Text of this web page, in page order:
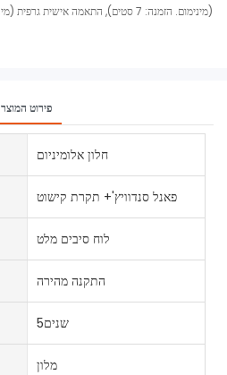
(מינימום. הזמנה: 7 סטים), התאמה אישית גרפית (מינימום. הזמנה: 7 סטים)
פירוט המוצר
חלון אלומיניום
פאנל סנדוויץ'+ תקרת קישוט
לוח סיבים מלט
התקנה מהירה
שנים5
מלון